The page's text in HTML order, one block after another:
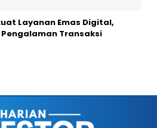
Layanan Emas Digital,
Transaksi